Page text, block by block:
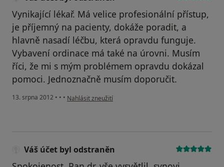
Vynikající lékař. Má velice profesionální přístup,
je příjemný na pacienty, dokáže poradit, a
hlavně nasadí léčbu, která opravdu funguje.
Vybavení ordinace má také na úrovni. Musím
říci, že mi s mým problémem opravdu dokázal
pomoci. Jednoznačně musím doporučit.
13. srpna 2012 • • • podle názoru uživatele Váš účet byl odstraněn
Nahlásit zneužití
Váš účet byl odstraněn